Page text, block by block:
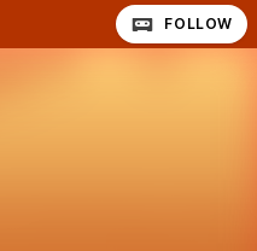
FOLLOW